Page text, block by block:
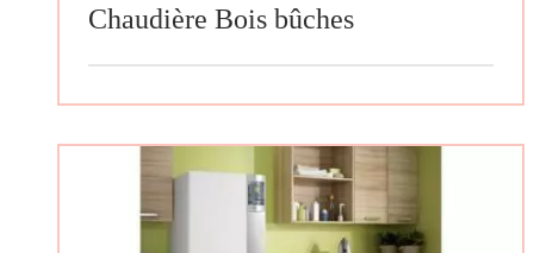
Chaudière Bois bûches